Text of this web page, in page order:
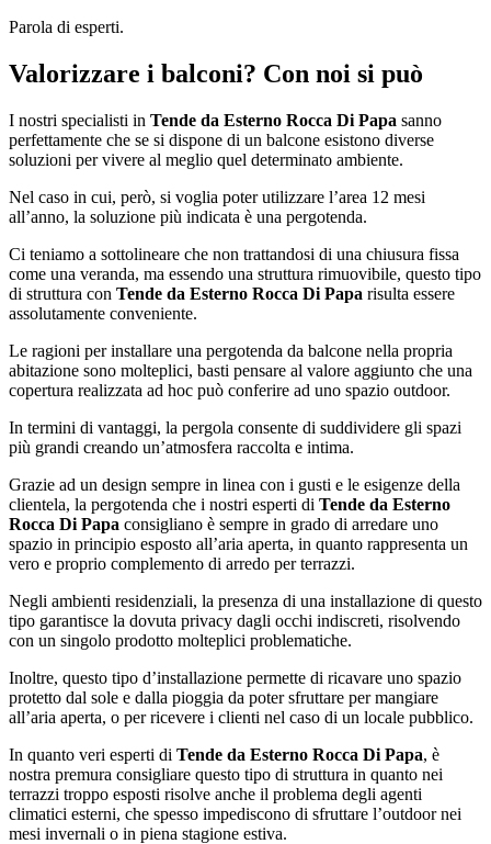
Parola di esperti.
Valorizzare i balconi? Con noi si può
I nostri specialisti in Tende da Esterno Rocca Di Papa sanno
perfettamente che se si dispone di un balcone esistono diverse
soluzioni per vivere al meglio quel determinato ambiente.
Nel caso in cui, però, si voglia poter utilizzare l’area 12 mesi
all’anno, la soluzione più indicata è una pergotenda.
Ci teniamo a sottolineare che non trattandosi di una chiusura fissa
come una veranda, ma essendo una struttura rimuovibile, questo tipo
di struttura con Tende da Esterno Rocca Di Papa risulta essere
assolutamente conveniente.
Le ragioni per installare una pergotenda da balcone nella propria
abitazione sono molteplici, basti pensare al valore aggiunto che una
copertura realizzata ad hoc può conferire ad uno spazio outdoor.
In termini di vantaggi, la pergola consente di suddividere gli spazi
più grandi creando un’atmosfera raccolta e intima.
Grazie ad un design sempre in linea con i gusti e le esigenze della
clientela, la pergotenda che i nostri esperti di Tende da Esterno
Rocca Di Papa consigliano è sempre in grado di arredare uno
spazio in principio esposto all’aria aperta, in quanto rappresenta un
vero e proprio complemento di arredo per terrazzi.
Negli ambienti residenziali, la presenza di una installazione di questo
tipo garantisce la dovuta privacy dagli occhi indiscreti, risolvendo
con un singolo prodotto molteplici problematiche.
Inoltre, questo tipo d’installazione permette di ricavare uno spazio
protetto dal sole e dalla pioggia da poter sfruttare per mangiare
all’aria aperta, o per ricevere i clienti nel caso di un locale pubblico.
In quanto veri esperti di Tende da Esterno Rocca Di Papa, è
nostra premura consigliare questo tipo di struttura in quanto nei
terrazzi troppo esposti risolve anche il problema degli agenti
climatici esterni, che spesso impediscono di sfruttare l’outdoor nei
mesi invernali o in piena stagione estiva.